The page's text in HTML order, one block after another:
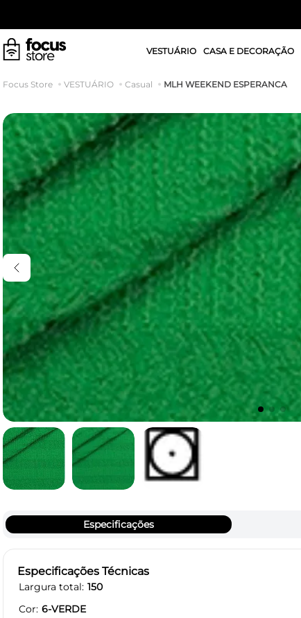
VESTUÁRIO CASA E DECORAÇÃO
VESTUÁRIO Casual MLH WEEKEND ESPERANCA
Especificações
Especificações Técnicas
Largura total 150
Cor 6-VERDE